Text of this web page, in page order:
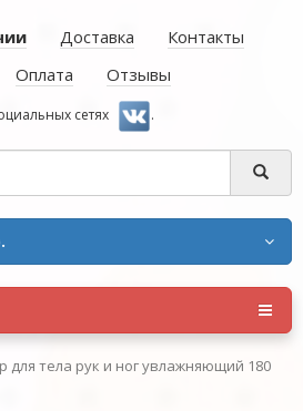
Доставка
Контакты
Оплата Отзывы
сетях .
для тела рук и ног увлажняющий 180